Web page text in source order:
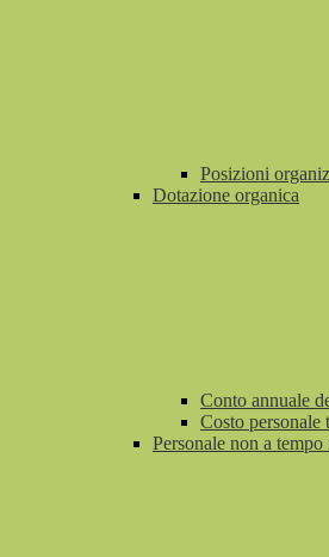
Posizioni
Dotazione organica
Conto annuale
Costo personale
Personale non a